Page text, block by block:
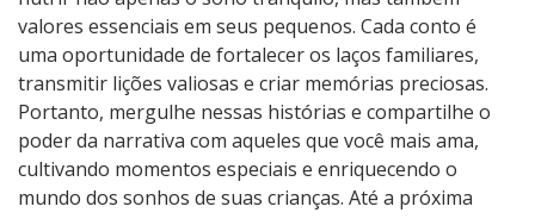
valores essenciais em seus pequenos. Cada conto é
uma oportunidade de fortalecer os laços familiares,
transmitir lições valiosas e criar memórias preciosas.
Portanto, mergulhe nessas histórias e compartilhe o
poder da narrativa com aqueles que você mais ama,
cultivando momentos especiais e enriquecendo o
mundo dos sonhos de suas crianças. Até a próxima